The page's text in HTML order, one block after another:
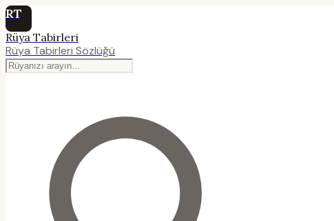
RT
Rüya Tabirleri
Rüya Tabirleri Sözlüğü